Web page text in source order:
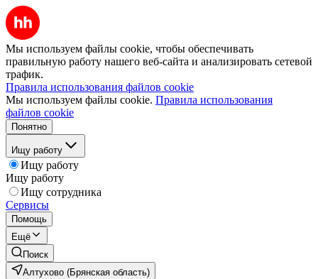
Мы используем файлы cookie, чтобы обеспечивать
правильную работу нашего веб-сайта и анализировать сетевой
трафик.
Правила использования файлов cookie
Мы используем файлы cookie. Правила использования
файлов cookie
Понятно
Ищу работу
Ищу работу
Ищу работу
Ищу сотрудника
Сервисы
Помощь
Ещё
Поиск
Алтухово (Брянская область)